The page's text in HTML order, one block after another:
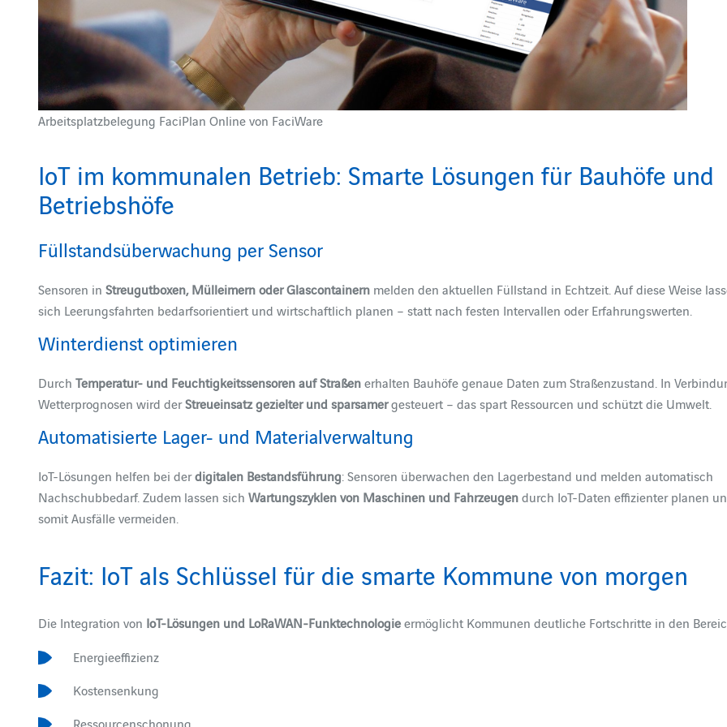
Arbeitsplatzbelegung FaciPlan Online von FaciWare
IoT im kommunalen Betrieb: Smarte Lösungen für Bauhöfe und
Betriebshöfe
Füllstandsüberwachung per Sensor
Sensoren inStreugutboxen, Mülleimern oder Glascontainern melden den aktuellen Füllstand in Echtzeit. Auf diese Weise
sich Leerungsfahrten bedarfsorientiert und wirtschaftlich planen – statt nach festen Intervallen oder Erfahrungswerten.
Winterdienst optimieren
DurchTemperatur- und Feuchtigkeitssensoren auf Straßenerhalten Bauhöfe genaue Daten zum Straßenzustand. In
Wetterprognosen wird derStreueinsatz gezielter und sparsamergesteuert – das spart Ressourcen und schützt die Umwelt.
Automatisierte Lager- und Materialverwaltung
IoT-Lösungen helfen bei derdigitalen Bestandsführung: Sensoren überwachen den Lagerbestand und melden automatisch
Nachschubbedarf. Zudem lassen sichWartungszyklen von Maschinen und Fahrzeugendurch IoT-Daten effizienter planen
somit Ausfälle vermeiden.
Fazit: IoT als Schlüssel für die smarte Kommune von morgen
Die Integration von IoT-Lösungen und LoRaWAN-Funktechnologieermöglicht Kommunen deutliche Fortschritte in den
Energieeffizienz
Kostensenkung
Ressourcenschonung